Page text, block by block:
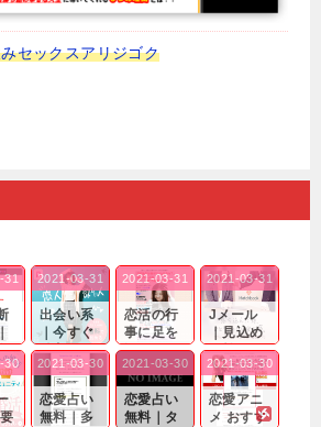
セックスアリジゴク
31
出会い系
｜今すぐ
仲良くな
れる相手
探しをし
たいと...
2021-03-31
恋活の行
事に足を
運んでも
出会いの
チャンス
が訪れ...
2021-03-31
Jメール
｜見込め
る効果が
確実なも
のであっ
ても…...
2021-03-31
30
恋愛占い
無料｜多
2021-03-30
恋愛占い
無料｜タ
2021-03-30
恋愛アニ
メ おすす
2021-03-30